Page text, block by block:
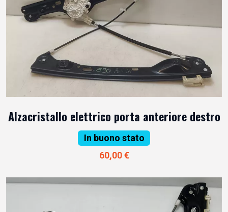
Alzacristallo elettrico porta anteriore destro
In buono stato
60,00 €